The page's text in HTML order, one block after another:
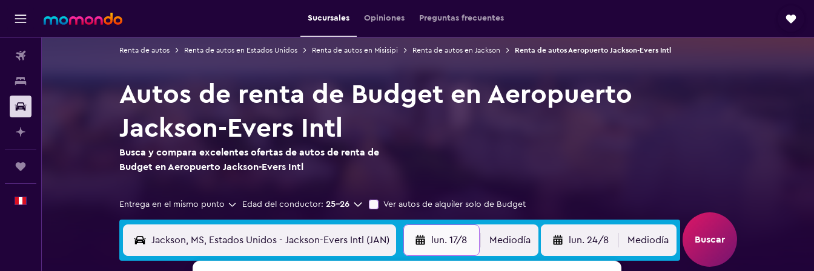
Sucursales Opiniones Preguntas frecuentes
Renta de autos Renta de autos en Estados Unidos Renta de autos en Misisipi Renta de autos en Jackson Renta de autos Aeropuerto Jackson-Evers Intl
Autos de renta de Budget en Aeropuerto
Jackson-Evers Intl
Busca y compara excelentes ofertas de autos de renta de
Budget en Aeropuerto Jackson-Evers Intl
Entrega en el mismo punto Edad del conductor: 25-26 Ver autos de alquiler solo de Budget
lun. 17/8 Mediodía lun. 24/8 Mediodía Buscar